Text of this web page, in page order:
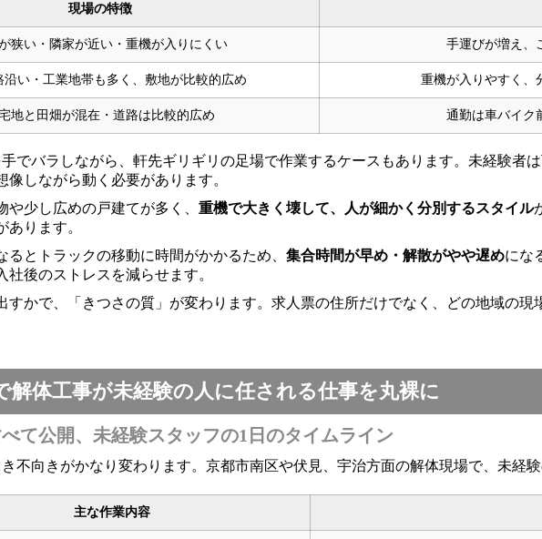
現場の特徴
狭い・隣家が近い・重機が入りにくい 手運びが増え、
沿い・工業地帯も多く、敷地が比較的広め 重機が入りやすく、
地と田畑が混在・道路は比較的広め 通勤は車バイク
でバラしながら、軒先ギリギリの足場で作業するケースもあります。未経験者
像しながら動く必要があります。
少し広めの戸建てが多く、 重機で大きく壊して、人が細かく分別するスタイル
ります。
とトラックの移動に時間がかかるため、 集合時間が早め・解散がやや遅めにな
後のストレスを減らせます。
すかで、「きつさの質」が変わります。求人票の住所だけでなく、どの地域の
解体工事が未経験の人に任される仕事を丸裸に
て公開、未経験スタッフの1日のタイムライン
不向きがかなり変わります。京都市南区や伏見、宇治方面の解体現場で、未経
主な作業内容